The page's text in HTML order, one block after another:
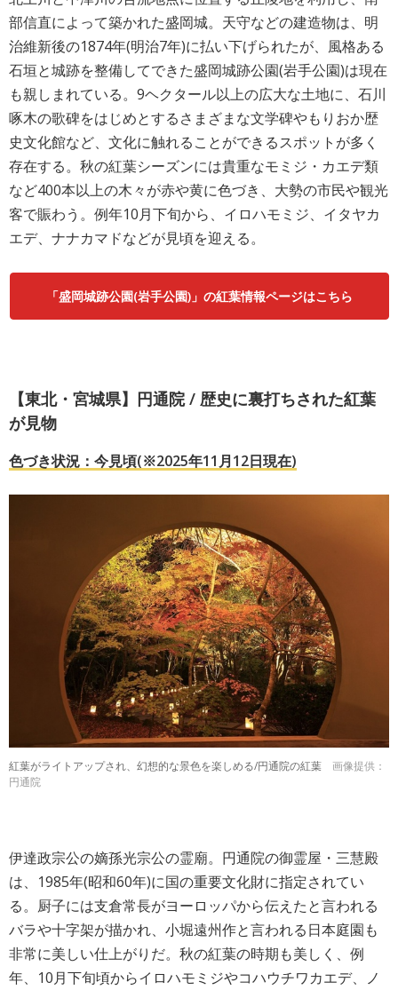
部信直によって築かれた盛岡城。天守などの建造物は、明
治維新後の1874年(明治7年)に払い下げられたが、風格ある
石垣と城跡を整備してできた盛岡城跡公園(岩手公園)は現在
も親しまれている。9ヘクタール以上の広大な土地に、石川
啄木の歌碑をはじめとするさまざまな文学碑やもりおか歴
史文化館など、文化に触れることができるスポットが多く
存在する。秋の紅葉シーズンには貴重なモミジ・カエデ類
など400本以上の木々が赤や黄に色づき、大勢の市民や観光
客で賑わう。例年10月下旬から、イロハモミジ、イタヤカ
エデ、ナナカマドなどが見頃を迎える。
「盛岡城跡公園(岩手公園)」の紅葉情報ページはこちら
【東北・宮城県】円通院 / 歴史に裏打ちされた紅葉
が見物
色づき状況：今見頃(※2025年11月12日現在)
紅葉がライトアップされ、幻想的な景色を楽しめる/円通院の紅葉
画像提供：
円通院
伊達政宗公の嫡孫光宗公の霊廟。円通院の御霊屋・三慧殿
は、1985年(昭和60年)に国の重要文化財に指定されてい
る。厨子には支倉常長がヨーロッパから伝えたと言われる
バラや十字架が描かれ、小堀遠州作と言われる日本庭園も
非常に美しい仕上がりだ。秋の紅葉の時期も美しく、例
年、10月下旬頃からイロハモミジやコハウチワカエデ、ノ